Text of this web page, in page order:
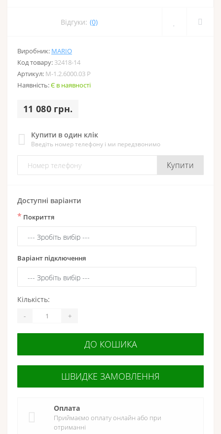
Відгуки: (0)
Виробник: MARIO
Код товару: 32418-14
Артикул: M-1.2.6000.03 Р
Наявність:Є в наявності
11 080 грн.
Купити в один клік
Введіть номер телефону і ми передзвонимо
Купити
Доступні варіанти
* Покриття
Варіант підключення
Кількість:
- +
ДО КОШИКА
ШВИДКЕ ЗАМОВЛЕННЯ
Оплата
Приймаємо оплату онлайн або при
отриманні